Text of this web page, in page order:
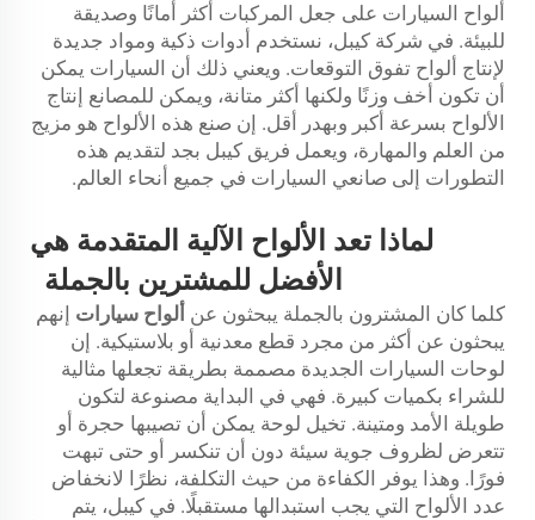
ألواح السيارات على جعل المركبات أكثر أمانًا وصديقة
للبيئة. في شركة كيبل، نستخدم أدوات ذكية ومواد جديدة
لإنتاج ألواح تفوق التوقعات. ويعني ذلك أن السيارات يمكن
أن تكون أخف وزنًا ولكنها أكثر متانة، ويمكن للمصانع إنتاج
الألواح بسرعة أكبر وبهدر أقل. إن صنع هذه الألواح هو مزيج
من العلم والمهارة، ويعمل فريق كيبل بجد لتقديم هذه
التطورات إلى صانعي السيارات في جميع أنحاء العالم.
لماذا تعد الألواح الآلية المتقدمة هي
الأفضل للمشترين بالجملة
كلما كان المشترون بالجملة يبحثون عن ألواح سيارات إنهم
يبحثون عن أكثر من مجرد قطع معدنية أو بلاستيكية. إن
لوحات السيارات الجديدة مصممة بطريقة تجعلها مثالية
للشراء بكميات كبيرة. فهي في البداية مصنوعة لتكون
طويلة الأمد ومتينة. تخيل لوحة يمكن أن تصيبها حجرة أو
تتعرض لظروف جوية سيئة دون أن تنكسر أو حتى تبهت
فورًا. وهذا يوفر الكفاءة من حيث التكلفة، نظرًا لانخفاض
عدد الألواح التي يجب استبدالها مستقبلًا. في كيبل، يتم